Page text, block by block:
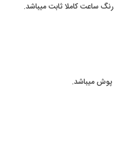
ساعت کاملا ثابت میباشد.
میباشد.